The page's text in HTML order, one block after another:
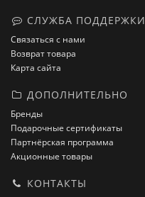
СЛУЖБА ПОДДЕРЖКИ
Связаться с нами
Возврат товара
Карта сайта
ДОПОЛНИТЕЛЬНО
Бренды
Подарочные сертификаты
Партнёрская программа
Акционные товары
КОНТАКТЫ